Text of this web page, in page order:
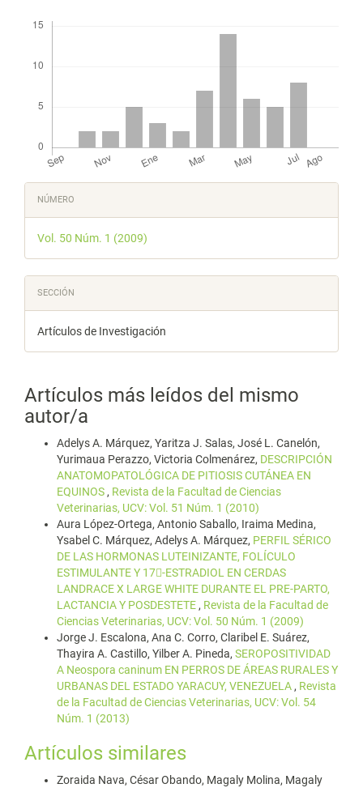
Detalles
del
artículo
NÚMERO
Vol. 50 Núm. 1 (2009)
SECCIÓN
Artículos de Investigación
Artículos más leídos del mismo
autor/a
Adelys A. Márquez, Yaritza J. Salas, José L. Canelón,
Yurimaua Perazzo, Victoria Colmenárez, DESCRIPCIÓN
ANATOMOPATOLÓGICA DE PITIOSIS CUTÁNEA EN
EQUINOS , Revista de la Facultad de Ciencias
Veterinarias, UCV: Vol. 51 Núm. 1 (2010)
Aura López-Ortega, Antonio Saballo, Iraima Medina,
Ysabel C. Márquez, Adelys A. Márquez, PERFIL SÉRICO
DE LAS HORMONAS LUTEINIZANTE, FOLÍCULO
ESTIMULANTE Y 17-ESTRADIOL EN CERDAS
LANDRACE X LARGE WHITE DURANTE EL PRE-PARTO,
LACTANCIA Y POSDESTETE , Revista de la Facultad de
Ciencias Veterinarias, UCV: Vol. 50 Núm. 1 (2009)
Jorge J. Escalona, Ana C. Corro, Claribel E. Suárez,
Thayira A. Castillo, Yilber A. Pineda, SEROPOSITIVIDAD
A Neospora caninum EN PERROS DE ÁREAS RURALES Y
URBANAS DEL ESTADO YARACUY, VENEZUELA , Revista
de la Facultad de Ciencias Veterinarias, UCV: Vol. 54
Núm. 1 (2013)
Artículos similares
Zoraida Nava, César Obando, Magaly Molina, Magaly